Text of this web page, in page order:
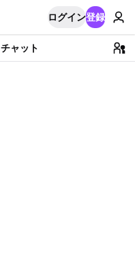
ログイン登録
チャット